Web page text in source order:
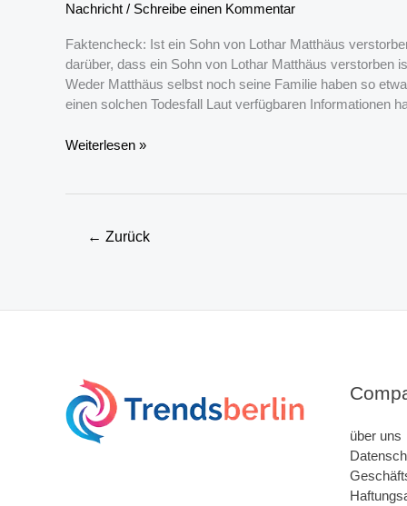
Nachricht / Schreibe einen Kommentar
Faktencheck: Ist ein Sohn von Lothar Matthäus
darüber, dass ein Sohn von Lothar Matthäus verstorben
Weder Matthäus selbst noch seine Familie haben so
einen solchen Todesfall Laut verfügbaren Informationen
Lothar
Gerüchte
Weiterlesen »
← Zurück
über uns